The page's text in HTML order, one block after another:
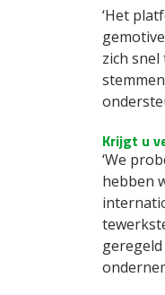
‘Het
zich
Krijgt u
‘We
hebben